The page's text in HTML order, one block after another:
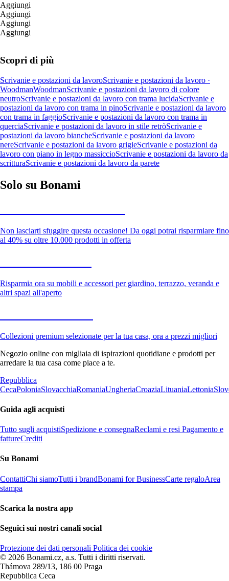
Aggiungi
Aggiungi
Aggiungi
Aggiungi
Scopri di più
Scrivanie e postazioni da lavoroScrivanie e postazioni da lavoro ·
WoodmanWoodmanScrivanie e postazioni da lavoro di colore
neutroScrivanie e postazioni da lavoro con trama lucidaScrivanie e
postazioni da lavoro con trama in pinoScrivanie e postazioni da lavoro
con trama in faggioScrivanie e postazioni da lavoro con trama in
querciaScrivanie e postazioni da lavoro in stile retròScrivanie e
postazioni da lavoro biancheScrivanie e postazioni da lavoro
nereScrivanie e postazioni da lavoro grigieScrivanie e postazioni da
lavoro con piano in legno massiccioScrivanie e postazioni da lavoro da
scritturaScrivanie e postazioni da lavoro da parete
Solo su Bonami
Non lasciarti sfuggire questa occasione! Da oggi potrai risparmiare fino
al 40% su oltre 10.000 prodotti in offerta
Risparmia ora su mobili e accessori per giardino, terrazzo, veranda e
altri spazi all'aperto
Collezioni premium selezionate per la tua casa, ora a prezzi migliori
Negozio online con migliaia di ispirazioni quotidiane e prodotti per
arredare la tua casa come piace a te.
Repubblica
CecaPoloniaSlovacchiaRomaniaUngheriaCroaziaLituaniaLettonia
Guida agli acquisti
Tutto sugli acquistiSpedizione e consegnaReclami e resi Pagamento e
fattureCrediti
Su Bonami
ContattiChi siamoTutti i brandBonami for BusinessCarte regaloArea
stampa
Scarica la nostra app
Seguici sui nostri canali social
Protezione dei dati personali Politica dei cookie
© 2026 Bonami.cz, a.s. Tutti i diritti riservati.
Thámova 289/13, 186 00 Praga
Repubblica Ceca